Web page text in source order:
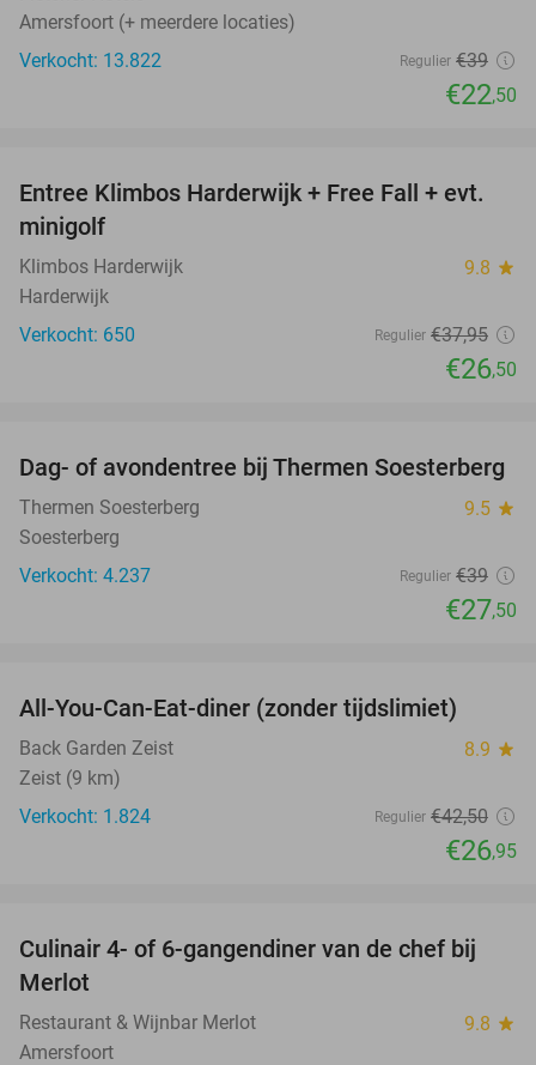
Amersfoort (+ meerdere locaties)
Verkocht: 13.822
Regulier €39
€22,50
30%
Entree Klimbos Harderwijk + Free Fall + evt.
minigolf
Klimbos Harderwijk 9.8 star
Harderwijk
Verkocht: 650
Regulier €37,95
€26,50
29%
Dag- of avondentree bij Thermen Soesterberg
Thermen Soesterberg 9.5 star
Soesterberg
Verkocht: 4.237
Regulier €39
€27,50
All-You-Can-Eat-diner (zonder tijdslimiet)
Back Garden Zeist 8.9 star
Zeist (9 km)
Verkocht: 1.824
Regulier €42,50
€26,95
33%
Culinair 4- of 6-gangendiner van de chef bij
Merlot
Restaurant & Wijnbar Merlot 9.8 star
Amersfoort